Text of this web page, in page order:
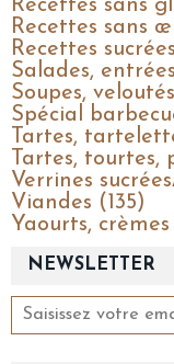
NEWSLETTER
Recettes sans
Recettes sans
Recettes
Salades,
Soupes,
Spécial
Tartes,
Tartes, tourtes,
Verrines
Viandes (135)
Yaourts,